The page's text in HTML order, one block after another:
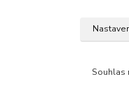
©
Souhlas